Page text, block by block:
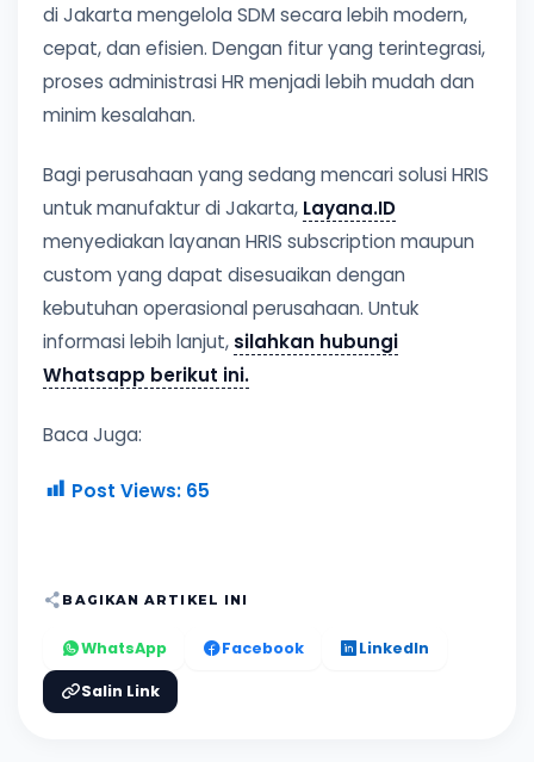
di Jakarta mengelola SDM secara lebih modern,
cepat, dan efisien. Dengan fitur yang terintegrasi,
proses administrasi HR menjadi lebih mudah dan
minim kesalahan.
Bagi perusahaan yang sedang mencari solusi HRIS
untuk manufaktur di Jakarta, Layana.ID
menyediakan layanan HRIS subscription maupun
custom yang dapat disesuaikan dengan
kebutuhan operasional perusahaan. Untuk
informasi lebih lanjut, silahkan hubungi
Whatsapp berikut ini.
Baca Juga:
Post Views: 65
BAGIKAN ARTIKEL INI
WhatsApp Facebook LinkedIn
Salin Link